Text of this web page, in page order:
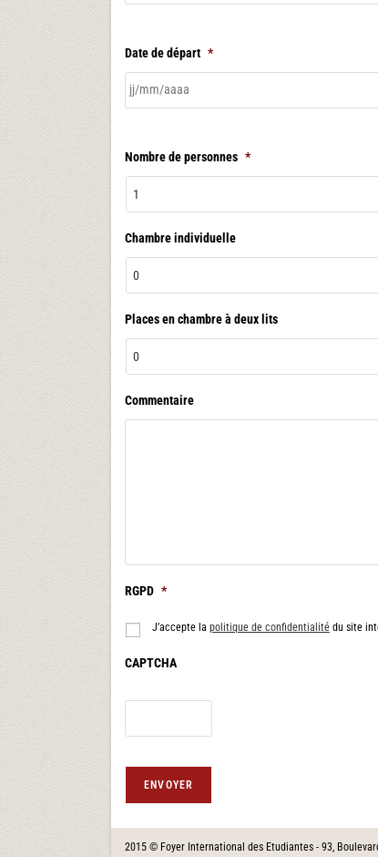
Date de départ *
Nombre de personnes *
Chambre individuelle
Places en chambre à deux lits
Commentaire
RGPD *
J’accepte la politique de confidentialité du site
CAPTCHA
ENVOYER
2015 © Foyer International des Etudiantes - 93,